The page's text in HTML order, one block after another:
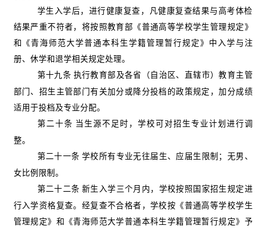
学生入学后，进行健康复查，凡健康复查结果与高考体检
结果严重不符者，将按照教育部《普通高等学校学生管理规定》
和《青海师范大学普通本科生学籍管理暂行规定》中入学与注
册、休学和退学相关规定处理。
第十九条 执行教育部及各省（自治区、直辖市）教育主管
部门、招生主管部门有关加分或降分投档的政策规定，加分成绩
适用于投档及专业分配。
第二十条 当生源不足时，学校可对招生专业计划进行调
整。
第二十一条 学校所有专业无往届生、应届生限制；无男、
女比例限制。
第二十二条 新生入学三个月内，学校按照国家招生规定进
行入学资格复查。经复查不合格者，学校按《普通高等学校学生
管理规定》和《青海师范大学普通本科生学籍管理暂行规定》予